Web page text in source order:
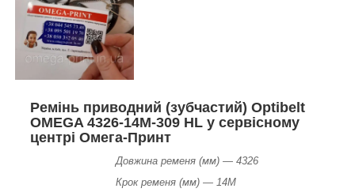
Ремінь приводний (зубчастий) Optibelt
OMEGA 4326-14M-309 HL у сервісному
центрі Омега-Принт
Довжина ременя (мм) — 4326
Крок ременя (мм) — 14М